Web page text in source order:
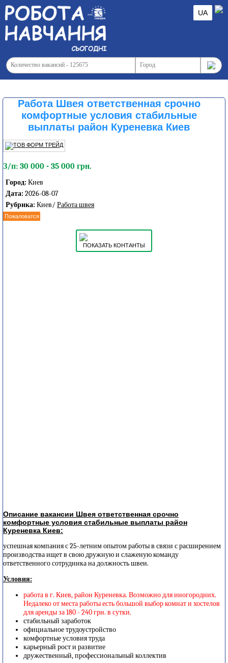
UA
Работа Швея ответственная срочно
комфортные условия стабильные
выплаты район Куреневка Киев
З/п: 30 000 - 35 000 грн.
Город: Киев
Дата: 2026-08-07
Рубрика: Киев/ Работа швея
Пожаловатся
ПОКАЗАТЬ КОНТАНТЫ
Описание вакансии Швея ответственная срочно
комфортные условия стабильные выплаты район
Куреневка Киев:
успешная компания с 25-летним опытом работы в связи с расширением
производства ищет в свою дружную и слаженую команду
ответственного сотрудника на должность швеи.
Условия:
работа в г. Киев, район Куреневка. Возможно для иногородних.
Недалеко от места работы есть большой выбор комнат и хостелов
для аренды за 180 - 240 грн. в сутки.
стабильный заработок
официальное трудоустройство
комфортные условия труда
карьерный рост и развитие
дружественный, профессиональный коллектив